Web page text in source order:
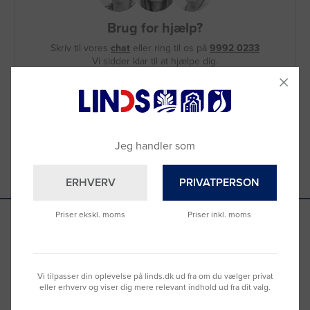
Brug for hjælp?
Skriv til vores chat eller ring til os på 9992 0233
Vi sidder klar til at hjælpe dig.
– se oversigten her
Jeg handler som
ERHVERV
Priser ekskl. moms
PRIVATPERSON
Priser inkl. moms
Vi tilpasser din oplevelse på linds.dk ud fra om du vælger privat
eller erhverv og viser dig mere relevant indhold ud fra dit valg.